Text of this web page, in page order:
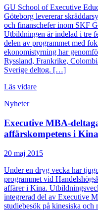
GU School of Executive
Göteborg levererar
och finanschefer inom SKF
Utbildningen är indelad i tre
delen av programmet med
ekonomistyrning har
Ryssland, Frankrike,
Sverige deltog. […]
Läs vidare
Nyheter
Executive MBA-
affärskompetens i Kina
20 maj 2015
Under en dryg vecka har
programmet vid
affärer i Kina.
integrerad del av Executive
studiebesök på kinesiska och